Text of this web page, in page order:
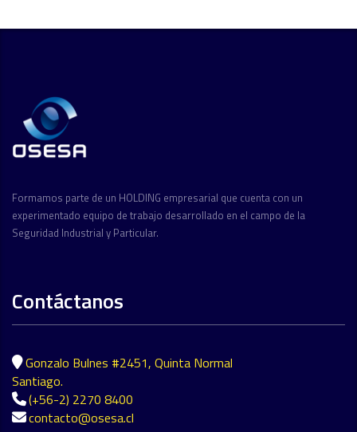
Formamos parte de un HOLDING empresarial que cuenta con un
experimentado equipo de trabajo desarrollado en el campo de la
Seguridad Industrial y Particular.
Contáctanos
Gonzalo Bulnes #2451, Quinta Normal
Santiago.
(+56-2) 2270 8400
contacto@osesa.cl